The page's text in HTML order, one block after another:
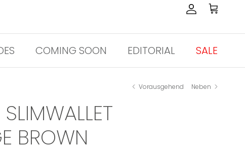
Konto
COMING SOON EDITORIAL SALE
Vorausgehend Neben
BROWN